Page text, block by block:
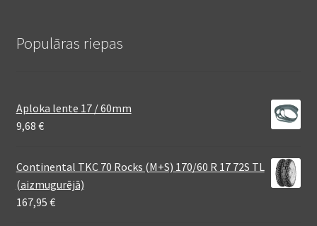
Populāras riepas
Aploka lente 17 / 60mm
9,68 €
Continental TKC 70 Rocks (M+S) 170/60 R 17 72S TL
(aizmugurējā)
167,95 €